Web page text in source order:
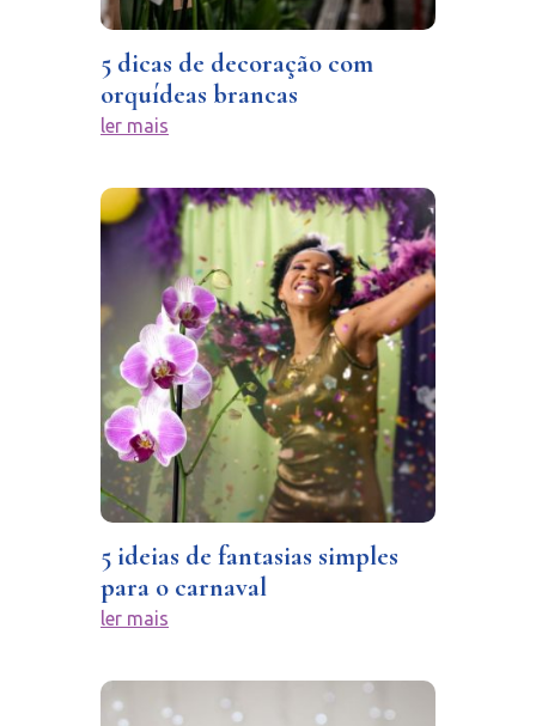
5 dicas de decoração com
orquídeas brancas
ler mais
5 ideias de fantasias simples
para o carnaval
ler mais